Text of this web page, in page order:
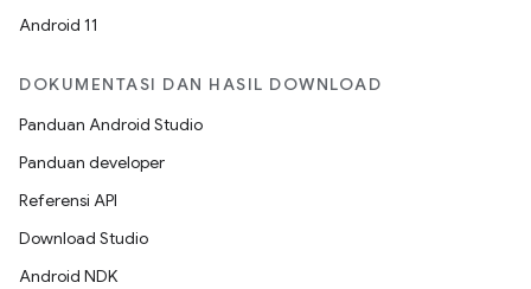
Android 11
DOKUMENTASI DAN HASIL DOWNLOAD
Panduan Android Studio
Panduan developer
Referensi API
Download Studio
Android NDK